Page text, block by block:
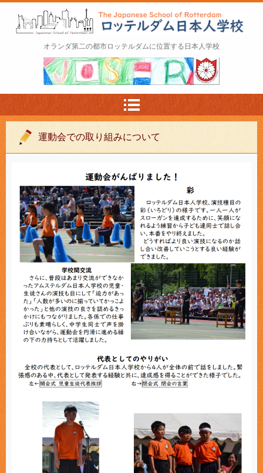
ロッテルダム日本人学校 The Japanese Schoo
l of Rotterdam
オランダ第二の都市ロッテルダムに位置する日本人学校
運動会での取り組みについて